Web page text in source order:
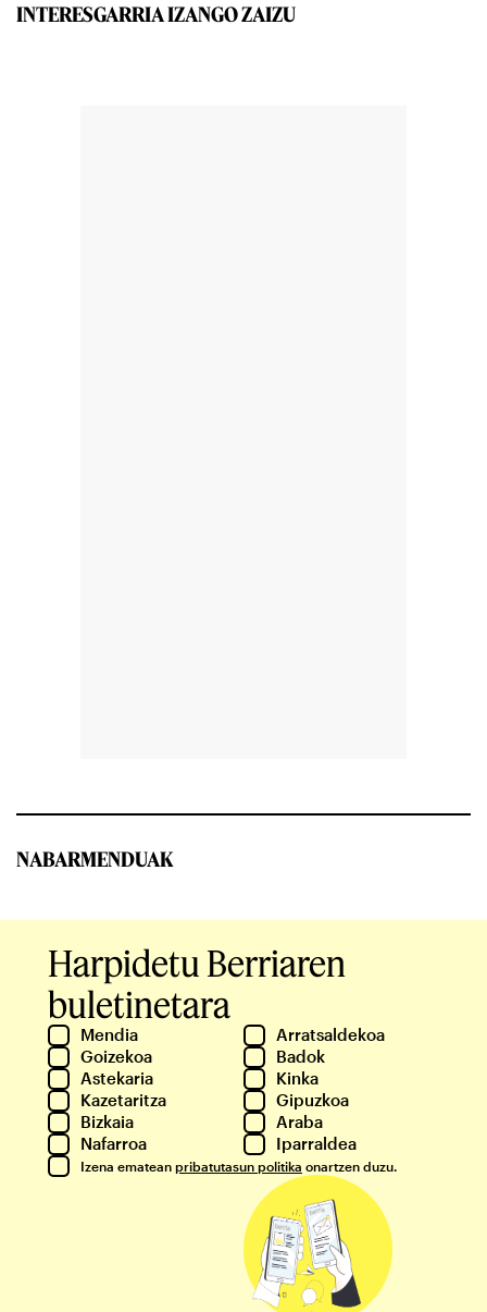
INTERESGARRIA IZANGO ZAIZU
NABARMENDUAK
Harpidetu Berriaren
buletinetara
Mendia
Arratsaldekoa
Goizekoa
Badok
Astekaria
Kinka
Kazetaritza
Gipuzkoa
Bizkaia
Araba
Nafarroa
Iparraldea
Izena ematean pribatutasun politika onartzen duzu.